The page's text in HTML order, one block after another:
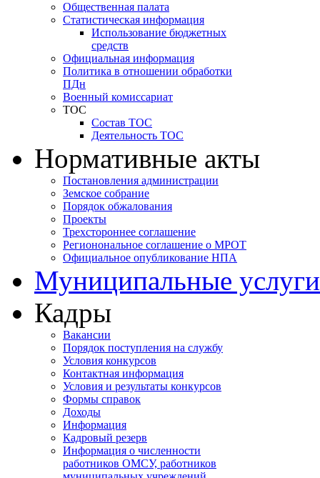
Общественная палата
Статистическая информация
Использование бюджетных
средств
Официальная информация
Политика в отношении обработки
ПДн
Военный комиссариат
ТОС
Состав ТОС
Деятельность ТОС
Нормативные акты
Постановления администрации
Земское собрание
Порядок обжалования
Проекты
Трехстороннее соглашение
Регионональное соглашение о МРОТ
Официальное опубликование НПА
Муниципальные услуги
Кадры
Вакансии
Порядок поступления на службу
Условия конкурсов
Контактная информация
Условия и результаты конкурсов
Формы справок
Доходы
Информация
Кадровый резерв
Информация о численности
работников ОМСУ, работников